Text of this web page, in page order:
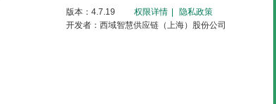
版本：4.7.19 权限详情
隐私政策
开发者：西域智慧供应链（上海）股份公司